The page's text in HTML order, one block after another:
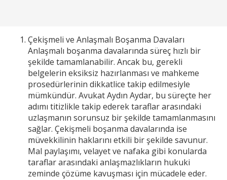
Çekişmeli ve Anlaşmalı Boşanma Davaları
Anlaşmalı boşanma davalarında süreç hızlı bir
şekilde tamamlanabilir. Ancak bu, gerekli
belgelerin eksiksiz hazırlanması ve mahkeme
prosedürlerinin dikkatlice takip edilmesiyle
mümkündür. Avukat Aydın Aydar, bu süreçte her
adımı titizlikle takip ederek taraflar arasındaki
uzlaşmanın sorunsuz bir şekilde tamamlanmasını
sağlar. Çekişmeli boşanma davalarında ise
müvekkilinin haklarını etkili bir şekilde savunur.
Mal paylaşımı, velayet ve nafaka gibi konularda
taraflar arasındaki anlaşmazlıkların hukuki
zeminde çözüme kavuşması için mücadele eder.